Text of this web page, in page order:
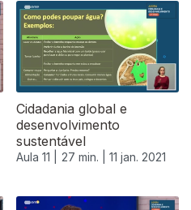
Cidadania global e
desenvolvimento
sustentável
Aula 11 | 27 min. | 11 jan. 2021